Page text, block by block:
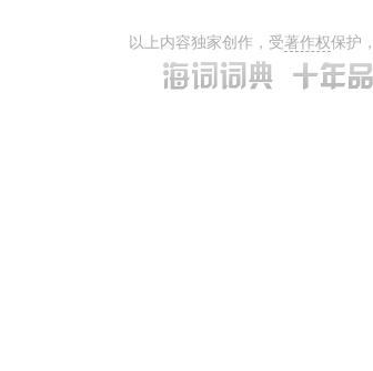
以上内容独家创作，受著作权保护